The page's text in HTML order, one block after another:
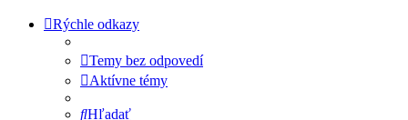
Rýchle odkazy
Temy bez odpovedí
Aktívne témy
Hľadať